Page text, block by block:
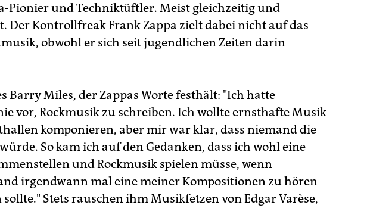
Pionier und Techniktüftler. Meist gleichzeitig und
Der Kontrollfreak Frank Zappa zielt dabei nicht auf das
obwohl er sich seit jugendlichen Zeiten darin
Barry Miles, der Zappas Worte festhält: "Ich hatte
vor, Rockmusik zu schreiben. Ich wollte ernsthafte Musik
komponieren, aber mir war klar, dass niemand die
So kam ich auf den Gedanken, dass ich wohl eine
und Rockmusik spielen müsse, wenn
irgendwann mal eine meiner Kompositionen zu hören
Stets rauschen ihm Musikfetzen von Edgar Varèse,